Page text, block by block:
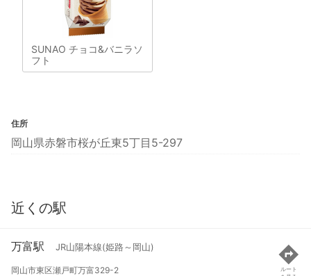
SUNAO チョコ&バニラソ
フト
住所
岡山県赤磐市桜が丘東5丁目5-297
近くの駅
万富駅 JR山陽本線(姫路～岡山)
岡山市東区瀬戸町万富329-2
ルート